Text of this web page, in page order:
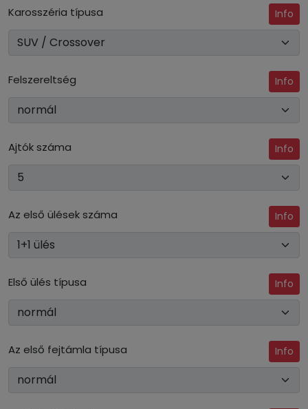
Karosszéria típusa Info
Felszereltség Info
Ajtók száma Info
Az első ülések száma Info
Első ülés típusa Info
Az első fejtámla típusa Info